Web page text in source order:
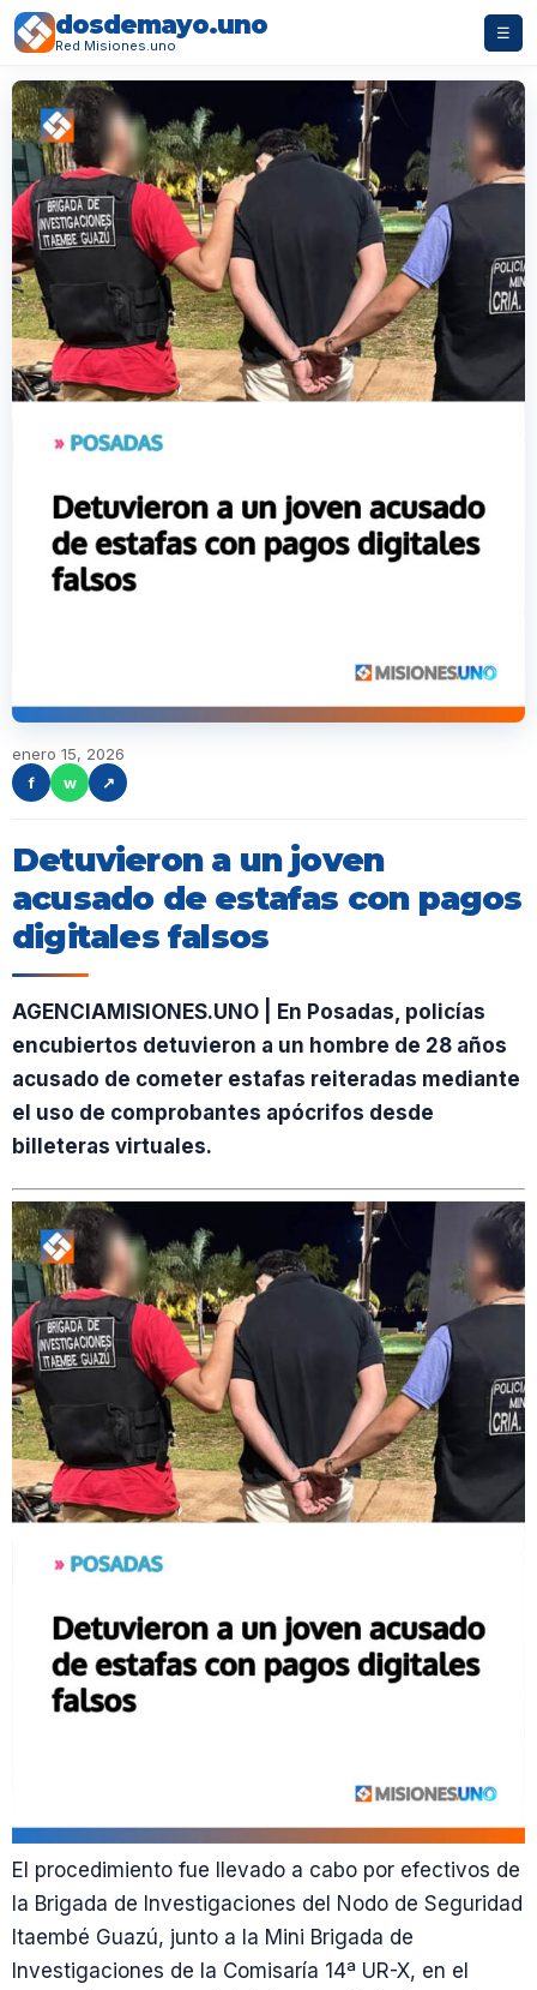
dosdemayo.uno
Red Misiones.uno
☰
enero 15, 2026
f
w ↗
Detuvieron a un joven
acusado de estafas con pagos
digitales falsos
AGENCIAMISIONES.UNO | En Posadas, policías
encubiertos detuvieron a un hombre de 28 años
acusado de cometer estafas reiteradas mediante
el uso de comprobantes apócrifos desde
billeteras virtuales.
El procedimiento fue llevado a cabo por efectivos de
la Brigada de Investigaciones del Nodo de Seguridad
Itaembé Guazú, junto a la Mini Brigada de
Investigaciones de la Comisaría 14ª UR-X, en el